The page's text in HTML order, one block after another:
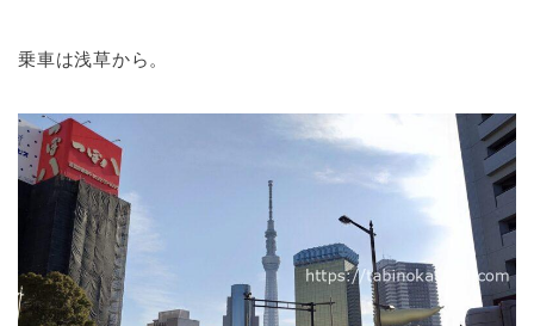
乗車は浅草から。